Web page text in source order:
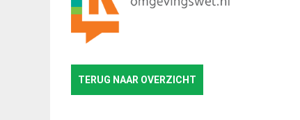
TERUG NAAR OVERZICHT